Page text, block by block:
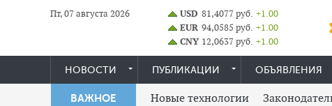
Пт, 07 августа 2026 USD 81,4077 руб. +1.00
EUR 94,0585 руб. +1.00
CNY 12,0637 руб. +1.00
НОВОСТИ ПУБЛИКАЦИИ ОБЪЯВЛЕНИЯ
ВАЖНОЕ Новые технологии